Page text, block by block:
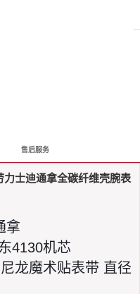
售后服务
士迪通拿全碳纤维壳腕表
拿
4130机芯
龙魔术贴表带 直径